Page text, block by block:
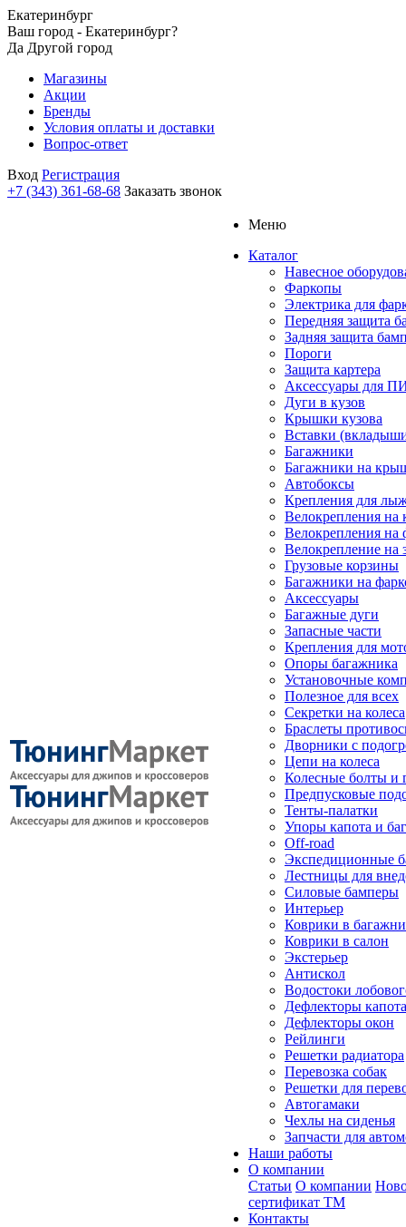
Екатеринбург
Ваш город - Екатеринбург?
Да Другой город
Магазины
Акции
Бренды
Условия оплаты и доставки
Вопрос-ответ
Вход Регистрация
+7 (343) 361-68-68 Заказать звонок
Меню
Каталог
Навесное
Фаркопы
Электрика для
Передняя защита
Задняя защита
Пороги
Защита картера
Аксессуары для
Дуги в кузов
Крышки кузова
Вставки
Багажники
Багажники на
Автобоксы
Крепления для
Велокрепления
Велокрепления на
Велокрепление на
Грузовые корзины
Багажники на
Аксессуары
Багажные дуги
Запасные части
Крепления для
Опоры багажника
Установочные
Полезное для всех
Секретки на колеса
Браслеты
Дворники с
Цепи на колеса
Колесные болты и
Предпусковые
Тенты-палатки
Упоры капота и
Off-road
Экспедиционные
Лестницы для
Силовые бамперы
Интерьер
Коврики в
Коврики в салон
Экстерьер
Антискол
Водостоки
Дефлекторы капота
Дефлекторы окон
Рейлинги
Решетки радиатора
Перевозка собак
Решетки для
Автогамаки
Чехлы на сиденья
Запчасти для
Наши работы
О компании
Статьи О компании
сертификат ТМ
Контакты